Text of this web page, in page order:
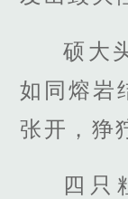
硕大
如同熔岩
张开，狰
四只